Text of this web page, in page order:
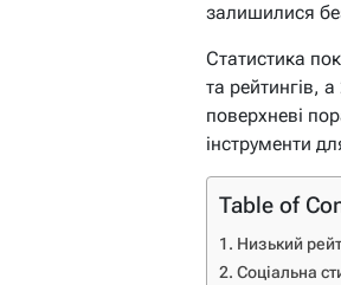
залишилися
Статистика
та рейтингів,
поверхневі
інструменти
Table of
Низький
Соціальна